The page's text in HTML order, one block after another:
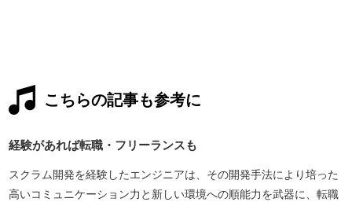
こちらの記事も参考に
経験があれば転職・フリーランスも
スクラム開発を経験したエンジニアは、その開発手法により培った
高いコミュニケーション力と新しい環境への順能力を武器に、転職